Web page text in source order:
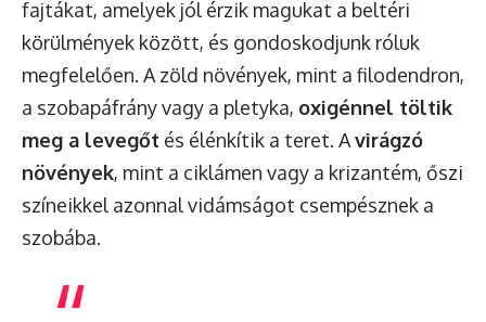
fajtákat, amelyek jól érzik magukat a beltéri
körülmények között, és gondoskodjunk róluk
megfelelően. A zöld növények, mint a filodendron,
a szobapáfrány vagy a pletyka, oxigénnel töltik
meg a levegőt és élénkítik a teret. Avirágzó
növények, mint a ciklámen vagy a krizantém, őszi
színeikkel azonnal vidámságot csempésznek a
szobába.